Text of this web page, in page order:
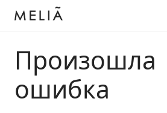
Произошла
ошибка